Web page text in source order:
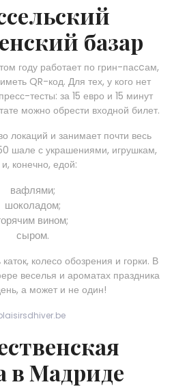
базар
году работает по грин-пасcам,
QR-код. Для тех, у кого нет
тесты: за 15 евро и 15 минут
можно обрести входной билет.
локаций и занимает почти весь
шале с украшениями, игрушкам,
конечно, едой:
вафлями;
шоколадом;
вином;
сыром.
колесо обозрения и горки. В
веселья и ароматах праздника
а может и не один!
в Мадриде